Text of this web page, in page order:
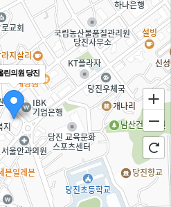
린의원 당진